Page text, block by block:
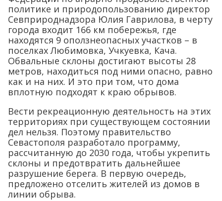
политике и природопользованию директор
Севприроднадзора Юлия Гаврилова, в черту
города входит 166 км побережья, где
находятся 9 оползнеопасных участков – в
поселках Любимовка, Учкуевка, Кача.
Обвальные склоны достигают высоты 28
метров, находиться под ними опасно, равно
как и на них. И это при том, что дома
вплотную подходят к краю обрывов.
Вести рекреационную деятельность на этих
территориях при существующем состоянии
дел нельзя. Поэтому правительство
Севастополя разработало программу,
рассчитанную до 2030 года, чтобы укрепить
склоны и предотвратить дальнейшее
разрушение берега. В первую очередь,
предложено отселить жителей из домов в
линии обрыва.